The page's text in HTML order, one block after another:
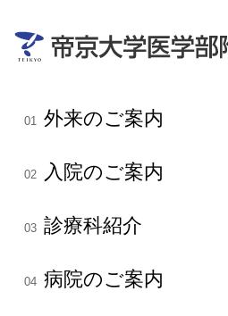
01 外来のご案内
02 入院のご案内
03 診療科紹介
04 病院のご案内